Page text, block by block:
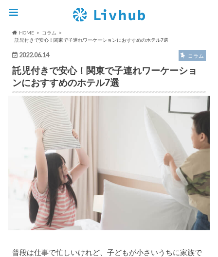
HOME
コラム
託児付きで安心！関東で子連れワーケーションにおすすめのホテル7選
2022.06.14 コラム
託児付きで安心！関東で子連れワーケーショ
ンにおすすめのホテル7選
普段は仕事で忙しいけれど、子どもが小さいうちに家族で